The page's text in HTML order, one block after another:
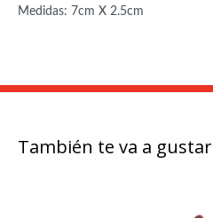
Medidas: 7cm X 2.5cm
También te va a gustar